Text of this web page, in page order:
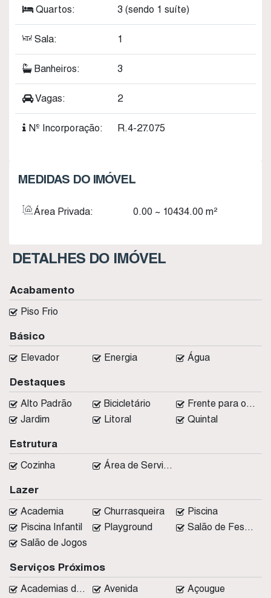
Quartos: 3 (sendo 1 suíte)
Sala: 1
Banheiros: 3
Vagas: 2
Nº Incorporação: R.4-27.075
MEDIDAS DO IMÓVEL
Área Privada: 0.00 ~ 10434.00 m²
DETALHES DO IMÓVEL
Lazer
Academia Churrasqueira
Piscina
Piscina Infantil
Playground
Salão de Festas
Salão de Jogos
Serviços Próximos
Academias de ginástica Avenida
Açougue
Destaques
Alto Padrão Bicicletário
Frente para o Mar
Jardim
Litoral Quintal
Estrutura
Cozinha Área de Serviço
Básico
Elevador Energia Água
Acabamento
Piso Frio